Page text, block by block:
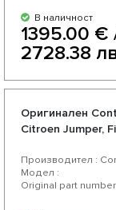
В наличност
1395.00 €
2728.38
Оригинален
Citroen Jumper,
Производител :
Модел :
Original part